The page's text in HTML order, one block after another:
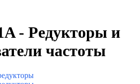
- Редукторы и
частоты